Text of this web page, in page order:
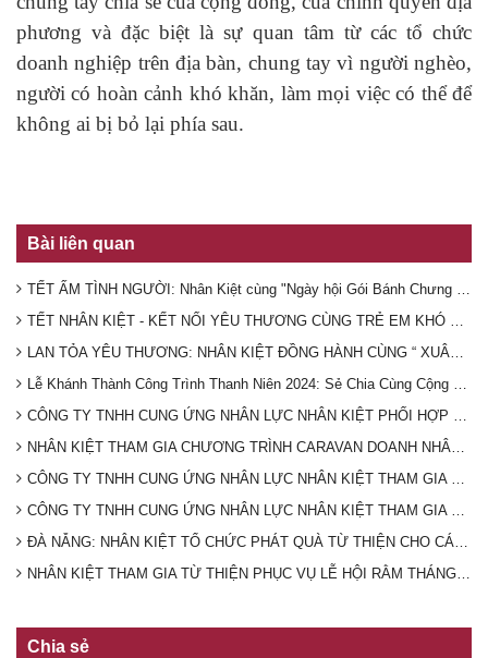
phương và đặc biệt là sự quan tâm từ các tổ chức
doanh nghiệp trên địa bàn, chung tay vì người nghèo,
người có hoàn cảnh khó khăn, làm mọi việc có thể để
không ai bị bỏ lại phía sau.
Bài liên quan
TẾT ẤM TÌNH NGƯỜI: Nhân Kiệt cùng "Ngày hội Gói Bánh Chưng Xuân 2025" mang Tết ấm đến người lao động xa quê!
TẾT NHÂN KIỆT - KẾT NỐI YÊU THƯƠNG CÙNG TRẺ EM KHÓ KHĂN XUÂN 2025 TỈNH BÌNH DƯƠNG
LAN TỎA YÊU THƯƠNG: NHÂN KIỆT ĐỒNG HÀNH CÙNG “ XUÂN TÌNH NGUYỆN” NĂM 2025 TẠI THỊ XÃ BÌNH LONG TỈNH BÌNH PHƯỚC
Lễ Khánh Thành Công Trình Thanh Niên 2024: Sẻ Chia Cùng Cộng Đồng
CÔNG TY TNHH CUNG ỨNG NHÂN LỰC NHÂN KIỆT PHỐI HỢP CÙNG UBND VÀ HỘI CHỮ THẬP ĐỎ PHƯỜNG HƯNG CHIẾN TÀI TRỢ XÂY NHÀ CHO GIA ĐÌNH CÓ HOÀN CẢNH KHÓ KHĂN
NHÂN KIỆT THAM GIA CHƯƠNG TRÌNH CARAVAN DOANH NHÂN TRẺ NAM BỘ- NGHĨA TÌNH ĐẤT MŨI CÀ MAU
CÔNG TY TNHH CUNG ỨNG NHÂN LỰC NHÂN KIỆT THAM GIA CHƯƠNG TRÌNH HIẾN MÁU TÌNH NGUYỆN DO BAN THANH NIÊN CÔNG AN TỈNH BÌNH DƯƠNG TỔ CHỨC
CÔNG TY TNHH CUNG ỨNG NHÂN LỰC NHÂN KIỆT THAM GIA LỄ PHÁT ĐỘNG HƯỞNG ỨNG NGÀY CHẠY OLYMPIC VÌ SỨC KHOẺ TOÀN DÂN TRÊN ĐỊA BÀN PHƯỜNG PHÚ MỸ NĂM 2024
ĐÀ NẴNG: NHÂN KIỆT TỔ CHỨC PHÁT QUÀ TỪ THIỆN CHO CÁC HOÀN CẢNH KHÓ KHĂN
NHÂN KIỆT THAM GIA TỪ THIỆN PHỤC VỤ LỄ HỘI RẰM THÁNG GIÊNG TẠI CHÙA BÀ THIÊN HẬU- BÌNH DƯƠNG 2024
Chia sẻ